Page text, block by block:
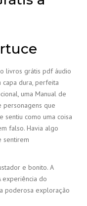
livros grátis pdf áudio
capa dura, perfeita
uma Manual de
personagens que
sentiu como uma coisa
falso. Havia algo
sentirem
e bonito. A
experiência do
poderosa exploração